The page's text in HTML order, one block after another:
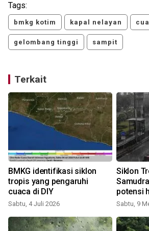
Tags:
bmkg kotim kapal nelayan
gelombang tinggi sampit
Terkait
BMKG identifikasi siklon
tropis yang pengaruhi
cuaca di DIY
Sabtu, 4 Juli 2026
Siklon
potensi
Sabtu, 9